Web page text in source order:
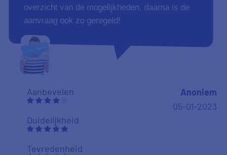
overzicht van de mogelijkheden, daarna is de
aanvraag ook zo geregeld!
Aanbevelen
Duidelijkheid
Tevredenheid
Anoniem
05-01-2023